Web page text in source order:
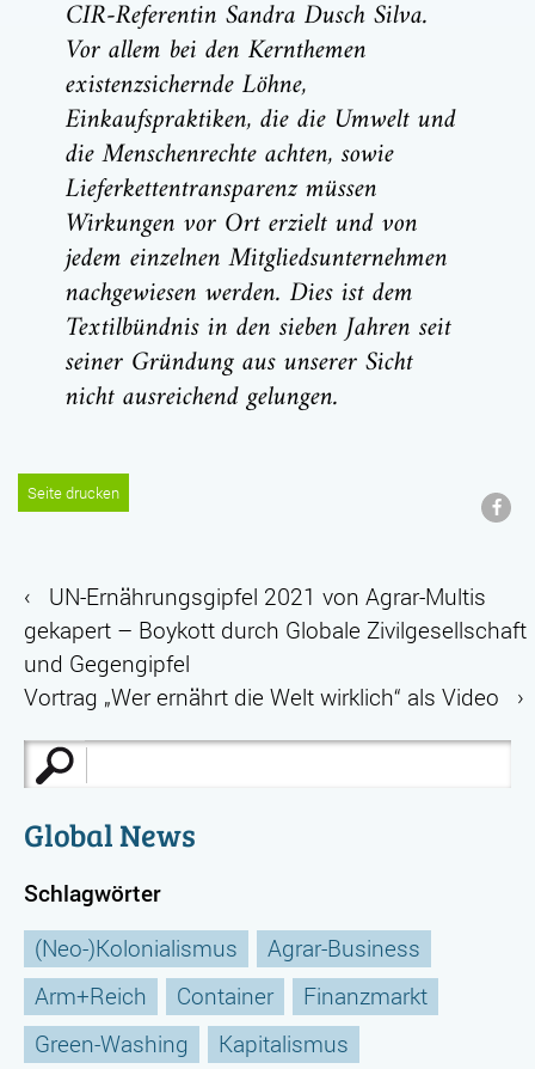
CIR-Referentin Sandra Dusch Silva.
Vor allem bei den Kernthemen
existenzsichernde Löhne,
Einkaufspraktiken, die die Umwelt und
die Menschenrechte achten, sowie
Lieferkettentransparenz müssen
Wirkungen vor Ort erzielt und von
jedem einzelnen Mitgliedsunternehmen
nachgewiesen werden. Dies ist dem
Textilbündnis in den sieben Jahren seit
seiner Gründung aus unserer Sicht
nicht ausreichend gelungen.
Seite drucken
‹
UN-Ernährungsgipfel 2021 von Agrar-Multis
gekapert – Boykott durch Globale Zivilgesellschaft
und Gegengipfel
Vortrag „Wer ernährt die Welt wirklich“ als Video
›
Suche
nach:
Global News
Schlagwörter
(Neo-)Kolonialismus
Agrar-Business
Arm+Reich
Container
Finanzmarkt
Green-Washing
Kapitalismus